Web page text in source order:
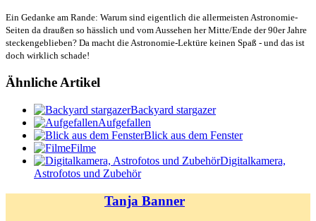
Ein Gedanke am Rande: Warum sind eigentlich die allermeisten Astronomie-
Seiten da draußen so hässlich und vom Aussehen her Mitte/Ende der 90er Jahre
steckengeblieben? Da macht die Astronomie-Lektüre keinen Spaß - und das ist
doch wirklich schade!
Ähnliche Artikel
Backyard stargazer
Aufgefallen
Blick aus dem Fenster
Filme
Digitalkamera,
Astrofotos und Zubehör
Tanja Banner